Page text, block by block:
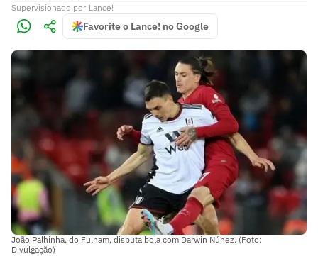
Supervisionado por Lance!
Favorite o Lance! no Google
João Palhinha, do Fulham, disputa bola com Darwin Núnez. (Foto:
Divulgação)